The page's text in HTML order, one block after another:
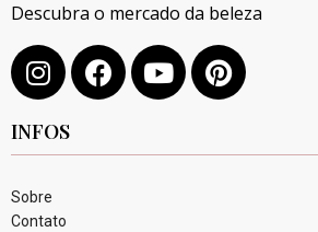
Descubra o mercado da beleza
INFOS
Sobre
Contato